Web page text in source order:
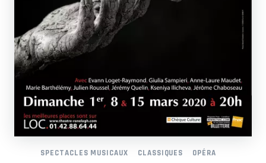
SPECTACLES MUSICAUX CLASSIQUES OPÉRA